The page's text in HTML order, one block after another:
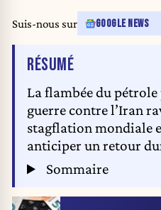
AFP)
Suis-nous sur GOOGLE NEWS
RÉSUMÉDE L'ARTICLE
La flambée du
guerre contre l’Iran
stagflation mondiale
anticiper un retour
Sommaire